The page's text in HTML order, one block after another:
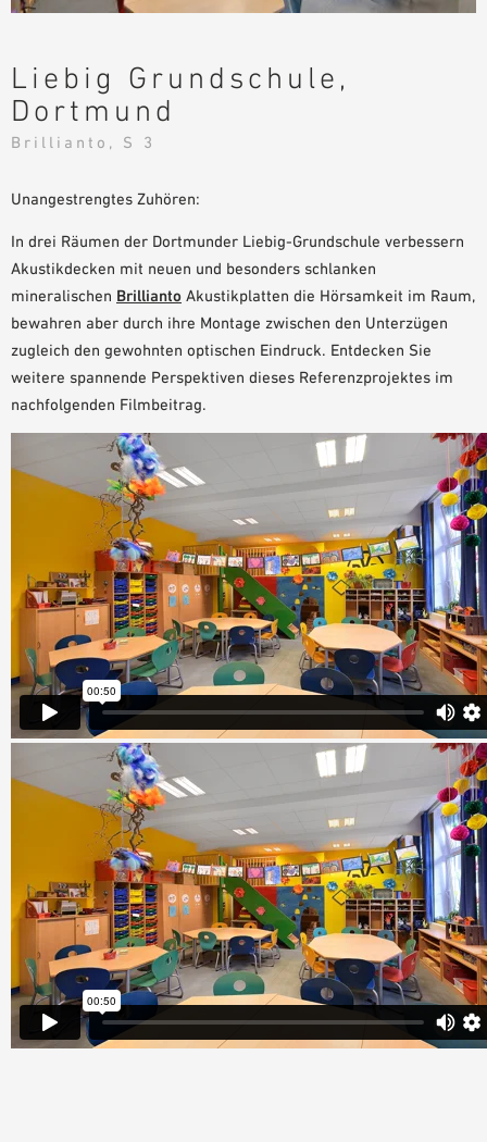
VIDEOS
OWA-SCHULUNGEN
MUSTERBESTELLUNG
Liebig Grundschule,
Dortmund
Brillianto, S 3
Unangestrengtes Zuhören:
In drei Räumen der Dortmunder Liebig-Grundschule verbessern
Akustikdecken mit neuen und besonders schlanken
mineralischen Brillianto Akustikplatten die Hörsamkeit im Raum,
bewahren aber durch ihre Montage zwischen den Unterzügen
zugleich den gewohnten optischen Eindruck. Entdecken Sie
weitere spannende Perspektiven dieses Referenzprojektes im
nachfolgenden Filmbeitrag.